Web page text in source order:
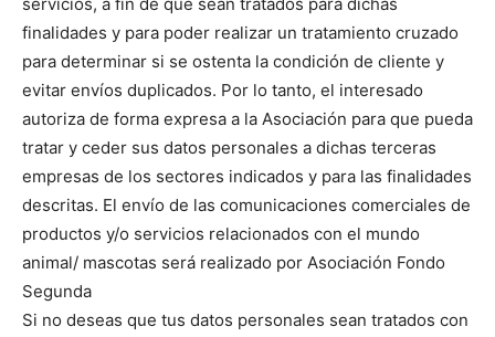
finalidades y para poder realizar un tratamiento cruzado
para determinar si se ostenta la condición de cliente y
evitar envíos duplicados. Por lo tanto, el interesado
autoriza de forma expresa a la Asociación para que pueda
tratar y ceder sus datos personales a dichas terceras
empresas de los sectores indicados y para las finalidades
descritas. El envío de las comunicaciones comerciales de
productos y/o servicios relacionados con el mundo
animal/ mascotas será realizado por Asociación Fondo
Segunda
Si no deseas que tus datos personales sean tratados con